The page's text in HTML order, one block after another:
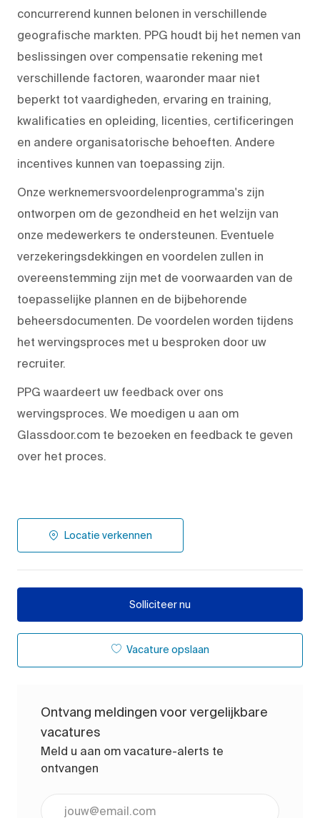
concurrerend kunnen belonen in verschillende
geografische markten. PPG houdt bij het nemen van
beslissingen over compensatie rekening met
verschillende factoren, waaronder maar niet
beperkt tot vaardigheden, ervaring en training,
kwalificaties en opleiding, licenties, certificeringen
en andere organisatorische behoeften. Andere
incentives kunnen van toepassing zijn.
Onze werknemersvoordelenprogramma's zijn
ontworpen om de gezondheid en het welzijn van
onze medewerkers te ondersteunen. Eventuele
verzekeringsdekkingen en voordelen zullen in
overeenstemming zijn met de voorwaarden van de
toepasselijke plannen en de bijbehorende
beheersdocumenten. De voordelen worden tijdens
het wervingsproces met u besproken door uw
recruiter.
PPG waardeert uw feedback over ons
wervingsproces. We moedigen u aan om
Glassdoor.com te bezoeken en feedback te geven
over het proces.
Locatie verkennen
Solliciteer nu
Vacature opslaan
Ontvang meldingen voor vergelijkbare
vacatures
Meld u aan om vacature-alerts te
ontvangen